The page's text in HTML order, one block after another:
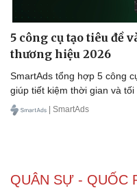
5 công cụ tạo tiêu đề
thương hiệu 2026
SmartAds tổng hợp 5 công
giúp tiết kiệm thời gian và tối
| SmartAds
QUÂN SỰ - QUỐC